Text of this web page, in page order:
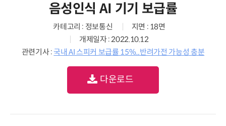
음성인식 AI 기기 보급률
카테고리 : 정보통신
지면 : 18면
개제일자 : 2022.10.12
관련기사 :국내 AI 스피커 보급률 15%...반려가전 가능성 충분
다운로드